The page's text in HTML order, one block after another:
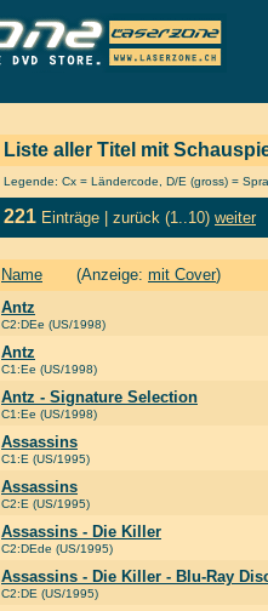
Liste aller Titel mit
Legende: Cx = Ländercode, D/E (gross) =
221 Einträge | zurück (1..10) weiter
Name (Anzeige: mit Cover)
Antz
C2:DEe (US/1998)
Antz
C1:Ee (US/1998)
Antz - Signature Selection
C1:Ee (US/1998)
Assassins
C1:E (US/1995)
Assassins
C2:E (US/1995)
Assassins - Die Killer
C2:DEde (US/1995)
Assassins - Die Killer - Blu-Ray
C2:DE (US/1995)